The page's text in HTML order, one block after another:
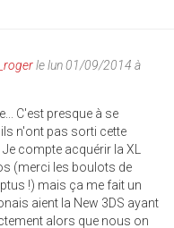
le lun 01/09/2014 à
C'est presque à se
n'ont pas sorti cette
compte acquérir la XL
(merci les boulots de
!) mais ça me fait un
aient la New 3DS ayant
alors que nous on